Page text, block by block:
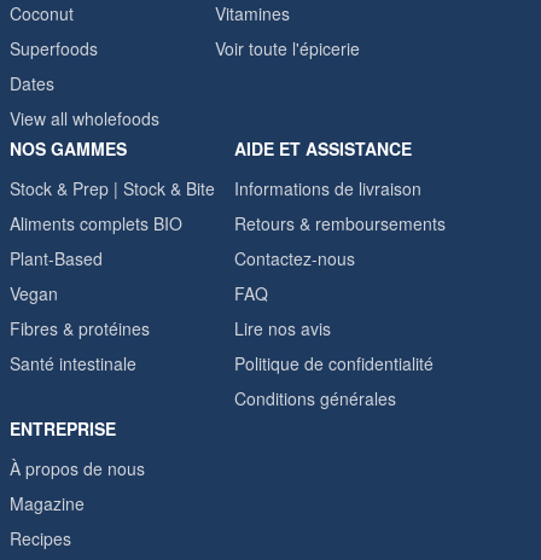
Coconut
Superfoods
Dates
View all wholefoods
Vitamines
Voir toute l'épicerie
NOS GAMMES
Stock & Prep | Stock & Bite
Aliments complets BIO
Plant-Based
Vegan
Fibres & protéines
Santé intestinale
AIDE ET ASSISTANCE
Informations de livraison
Retours & remboursements
Contactez-nous
FAQ
Lire nos avis
Politique de confidentialité
Conditions générales
ENTREPRISE
À propos de nous
Magazine
Recipes